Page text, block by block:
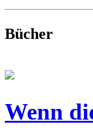
Bücher
Wenn